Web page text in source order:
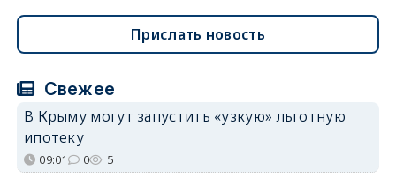
Прислать новость
Свежее
В Крыму могут запустить «узкую» льготную
ипотеку
09:01 0 5